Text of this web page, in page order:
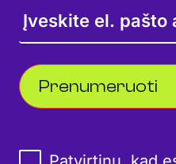
Prenumeruoti